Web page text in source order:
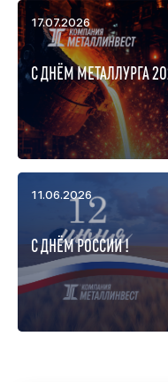
17.07.2026
С ДНЁМ МЕТАЛЛУРГА
11.06.2026
С ДНЁМ РОССИИ !